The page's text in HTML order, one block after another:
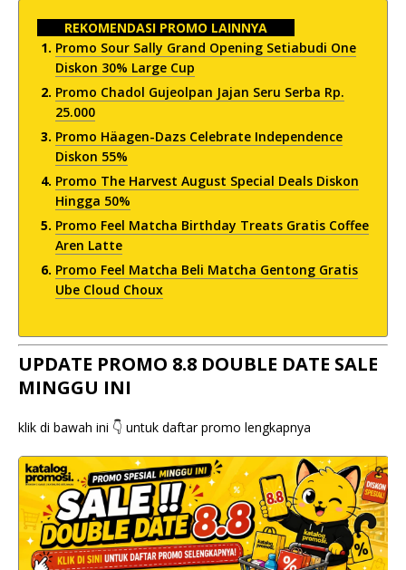
REKOMENDASI PROMO LAINNYA
Promo Sour Sally Grand Opening Setiabudi One
Diskon 30% Large Cup
Promo Chadol Gujeolpan Jajan Seru Serba Rp.
25.000
Promo Häagen-Dazs Celebrate Independence
Diskon 55%
Promo The Harvest August Special Deals Diskon
Hingga 50%
Promo Feel Matcha Birthday Treats Gratis Coffee
Aren Latte
Promo Feel Matcha Beli Matcha Gentong Gratis
Ube Cloud Choux
UPDATE PROMO 8.8 DOUBLE DATE SALE
MINGGU INI
klik di bawah ini 👇 untuk daftar promo lengkapnya